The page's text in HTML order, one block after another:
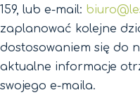
159, lub e-mail:
zaplanować kolejne
dostosowaniem się do
aktualne informacje
swojego e-maila.